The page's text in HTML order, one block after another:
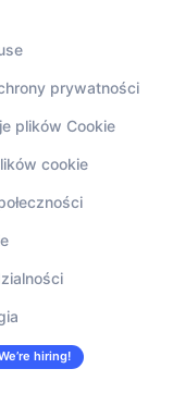
prywatności
plików Cookie
cookie
hiring!